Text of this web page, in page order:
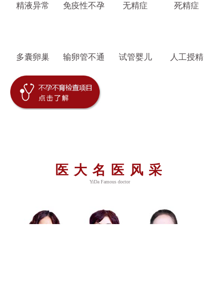
精液异常 免疫性不孕 无精症 死精症
多囊卵巢 输卵管不通 试管婴儿 人工授精
医大名医风采
YiDa Famous doctor